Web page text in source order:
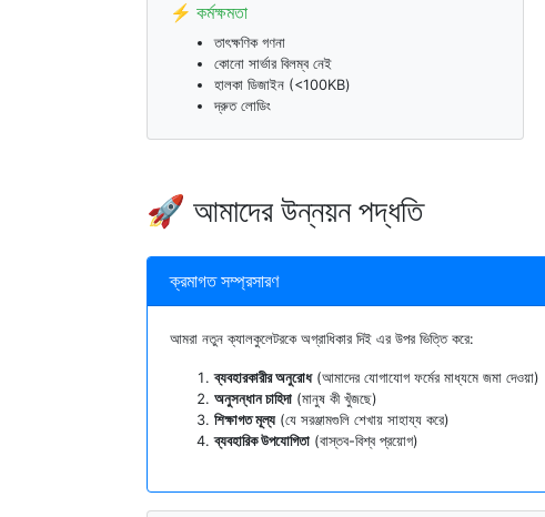
⚡ কর্মক্ষমতা
তাৎক্ষণিক গণনা
কোনো সার্ভার বিলম্ব নেই
হালকা ডিজাইন (<100KB)
দ্রুত লোডিং
🚀 আমাদের উন্নয়ন পদ্ধতি
ক্রমাগত সম্প্রসারণ
আমরা নতুন ক্যালকুলেটরকে অগ্রাধিকার দিই এর উপর ভিত্তি করে:
ব্যবহারকারীর অনুরোধ(আমাদের যোগাযোগ ফর্মের মাধ্যমে জমা দেওয়া)
অনুসন্ধান চাহিদা (মানুষ কী খুঁজছে)
শিক্ষাগত মূল্য(যে সরঞ্জামগুলি শেখায় সাহায্য করে)
ব্যবহারিক উপযোগিতা (বাস্তব-বিশ্ব প্রয়োগ)